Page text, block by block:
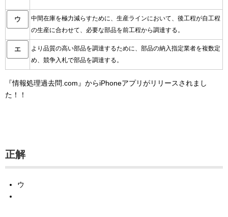
ウ
中間在庫を極力減らすために、生産ラインにおいて、後工程が自工程
の生産に合わせて、必要な部品を前工程から調達する。
エ
より品質の高い部品を調達するために、部品の納入指定業者を複数定
め、競争入札で部品を調達する。
『情報処理過去問.com』からiPhoneアプリがリリースされまし
た！！
正解
ウ